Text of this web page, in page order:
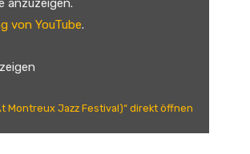
anzuzeigen.
von YouTube.
Montreux Jazz Festival)“ direkt öffnen